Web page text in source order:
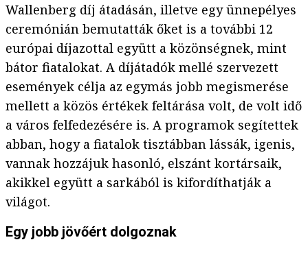
Wallenberg díj átadásán, illetve egy ünnepélyes
ceremónián bemutatták őket is a további 12
európai díjazottal együtt a közönségnek, mint
bátor fiatalokat. A díjátadók mellé szervezett
események célja az egymás jobb megismerése
mellett a közös értékek feltárása volt, de volt idő
a város felfedezésére is. A programok segítettek
abban, hogy a fiatalok tisztábban lássák, igenis,
vannak hozzájuk hasonló, elszánt kortársaik,
akikkel együtt a sarkából is kifordíthatják a
világot.
Egy jobb jövőért dolgoznak